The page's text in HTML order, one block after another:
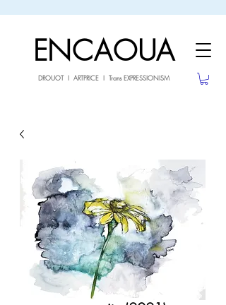
ENCAOUA
DROUOT I ARTPRICE I Trans EXPRESSIONISM